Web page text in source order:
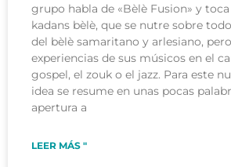
grupo habla de «Bèlè Fusion» y toca
kadans bèlè, que se nutre sobre
del bèlè samaritano y arlesiano,
experiencias de sus músicos en el
gospel, el zouk o el jazz. Para este
idea se resume en unas pocas
apertura a
LEER MÁS "